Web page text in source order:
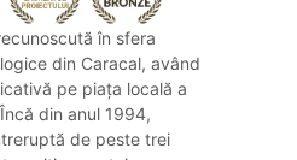
în sfera
din Caracal, având
pe piața locală a
din anul 1994,
de peste trei